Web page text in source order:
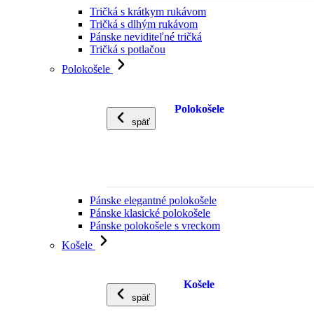
Tričká s krátkym rukávom
Tričká s dlhým rukávom
Pánske neviditeľné tričká
Tričká s potlačou
Polokošele
späť
Polokošele
Pánske elegantné polokošele
Pánske klasické polokošele
Pánske polokošele s vreckom
Košele
späť
Košele